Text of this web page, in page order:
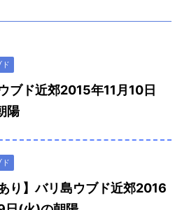
ド
ブド近郊2015年11月10日
陽
ド
あり】バリ島ウブド近郊2016